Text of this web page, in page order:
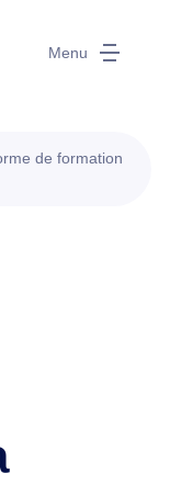
Menu
de formation